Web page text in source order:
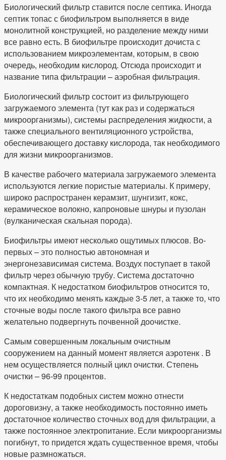
Биологический фильтр ставится после септика. Иногда
септик топас с биофильтром выполняется в виде
монолитной конструкцией, но разделение между ними
все равно есть. В биофильтре происходит дочиста с
использованием микроэлементам, которым, в свою
очередь, необходим кислород. Отсюда происходит и
название типа фильтрации – аэробная фильтрация.
Биологический фильтр состоит из фильтрующего
загружаемого элемента (тут как раз и содержаться
микроорганизмы), системы распределения жидкости, а
также специального вентиляционного устройства,
обеспечивающего доставку кислорода, так необходимого
для жизни микроорганизмов.
В качестве рабочего материала загружаемого элемента
используются легкие пористые материалы. К примеру,
широко распространен керамзит, шунгизит, кокс,
керамическое волокно, капроновые шнуры и пузолан
(вулканическая скальная порода).
Биофильтры имеют несколько ощутимых плюсов. Во-
первых – это полностью автономная и
энергонезависимая система. Воздух поступает в такой
фильтр через обычную трубу. Система достаточно
компактная. К недостатком биофильтров относится то,
что их необходимо менять каждые 3-5 лет, а также то, что
сточные воды после такого фильтра все равно
желательно подвергнуть почвенной доочистке.
Самым совершенным локальным очистным
сооружением на данный момент является аэротенк . В
нем осуществляется полный цикл очистки. Степень
очистки – 96-99 процентов.
К недостаткам подобных систем можно отнести
дороговизну, а также необходимость постоянно иметь
достаточное количество сточных вод для фильтрации, а
также постоянное электропитание. Если микроорганизмы
погибнут, то придется ждать существенное время, чтобы
новые размножаться.